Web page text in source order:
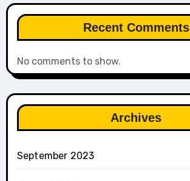
Recent Comments
No comments to show.
Archives
September 2023